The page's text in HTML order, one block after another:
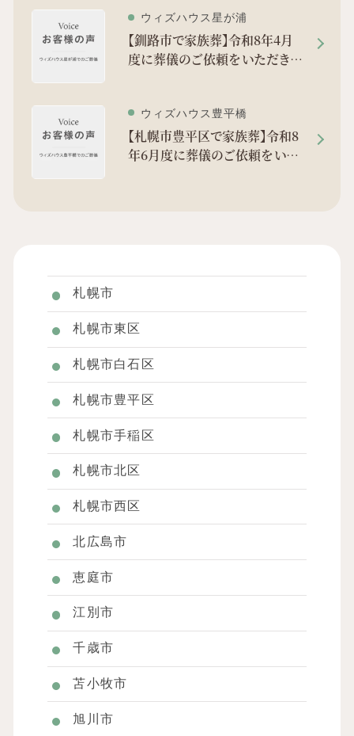
ウィズハウス星が浦
【釧路市で家族葬】令和8年4月
度に葬儀のご依頼をいただきま
ウィズハウス豊平橋
【札幌市豊平区で家族葬】令和8
年6月度に葬儀のご依頼をいた
札幌市
札幌市東区
札幌市白石区
札幌市豊平区
札幌市手稲区
札幌市北区
札幌市西区
北広島市
恵庭市
江別市
千歳市
苫小牧市
旭川市